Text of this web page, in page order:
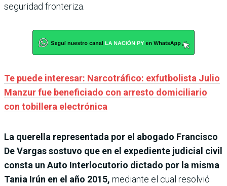
seguridad fronteriza.
Te puede interesar: Narcotráfico: exfutbolista Julio
Manzur fue beneficiado con arresto domiciliario
con tobillera electrónica
La querella representada por el abogado Francisco
De Vargas sostuvo que en el expediente judicial civil
consta un Auto Interlocutorio dictado por la misma
Tania Irún en el año 2015, mediante el cual resolvió